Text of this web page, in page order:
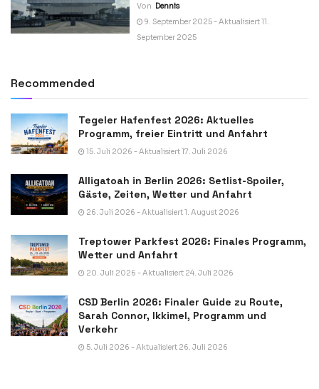
Von Dennis
9. September 2025 - Aktualisiert 11.
September 2025
Recommended
Tegeler Hafenfest 2026: Aktuelles
Programm, freier Eintritt und Anfahrt
15. Juli 2026 - Aktualisiert 17. Juli 2026
Alligatoah in Berlin 2026: Setlist-Spoiler,
Gäste, Zeiten, Wetter und Anfahrt
26. Juli 2026 - Aktualisiert 1. August 2026
Treptower Parkfest 2026: Finales Programm,
Wetter und Anfahrt
20. Juli 2026 - Aktualisiert 24. Juli 2026
CSD Berlin 2026: Finaler Guide zu Route,
Sarah Connor, Ikkimel, Programm und
Verkehr
5. Juli 2026 - Aktualisiert 26. Juli 2026